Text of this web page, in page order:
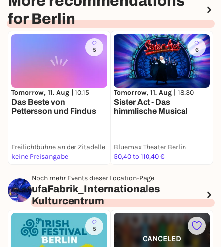
for Berlin
5
Tomorrow, 11. Aug | 10:15
Das Beste von
Pettersson und Findus
Freilichtbühne an der Zitadelle
keine Preisangabe
6
Tomorrow, 11. Aug | 18:30
Sister Act - Das
himmlische Musical
Bluemax Theater Berlin
50,40 to 110,40 €
Noch mehr Events dieser Location-Page
ufaFabrik_Internationales
Kulturcentrum
5
CANCELED